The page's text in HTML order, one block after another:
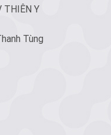
THIÊN Y
Tùng